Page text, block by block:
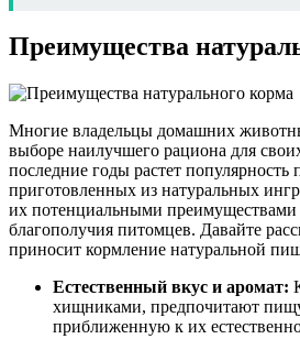
Преимущества
Многие владельцы домашних
выборе наилучшего рациона для
последние годы растет популярность
приготовленных из натуральных
их потенциальными преимуществами
благополучия питомцев. Давайте
приносит кормление натуральной
Естественный вкус и аромат:
хищниками, предпочитают
приближенную к их